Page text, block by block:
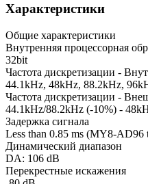
Характеристики
Общие характеристики
Внутренняя процессорная
32bit
Частота дискретизации -
44.1kHz, 48kHz, 88.2kHz,
Частота дискретизации -
44.1kHz/88.2kHz (-10%) -
Задержка сигнала
Less than 0.85 ms (MY8-
Динамический диапазон
DA: 106 dB
Перекрестные искажения